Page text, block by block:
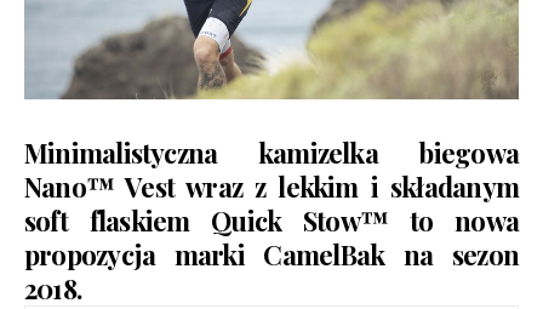
Minimalistyczna kamizelka biegowa
Nano™ Vest wraz z lekkim i składanym
soft flaskiem Quick Stow™ to nowa
propozycja marki CamelBak na sezon
2018.